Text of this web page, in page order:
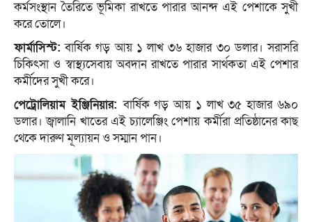
কর্মসংস্থান তৈরিতে ভূমিকা রাখতে পারার আনন্দ এই পেশাকে সুখী
করে তোলে।
ফার্মাসিস্ট: বার্ষিক গড় আয় ১ লাখ ৩৬ হাজার ৩০ ডলার। সরাসরি
চিকিৎসা ও স্বাস্থ্যসেবায় অবদান রাখতে পারার সার্থকতা এই পেশার
কর্মীদের সুখী করে।
পেট্রোলিয়াম ইঞ্জিনিয়ার:বার্ষিক গড় আয় ১ লাখ ৩৫ হাজার ৬৯০
ডলার। জ্বালানি খাতের এই চ্যালেঞ্জিং পেশায় কর্মীরা প্রতিষ্ঠানের কাছ
থেকে দারুণ মূল্যায়ন ও সম্মান পান।